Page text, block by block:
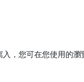
，您可在您使用的